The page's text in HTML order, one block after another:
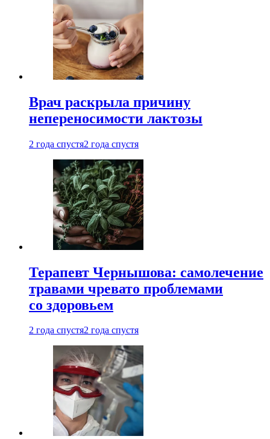
Врач раскрыла причину
непереносимости лактозы
2 года спустя2 года спустя
Терапевт Чернышова: самолечение
травами чревато проблемами
со здоровьем
2 года спустя2 года спустя